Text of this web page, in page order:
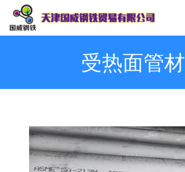
受热面管材